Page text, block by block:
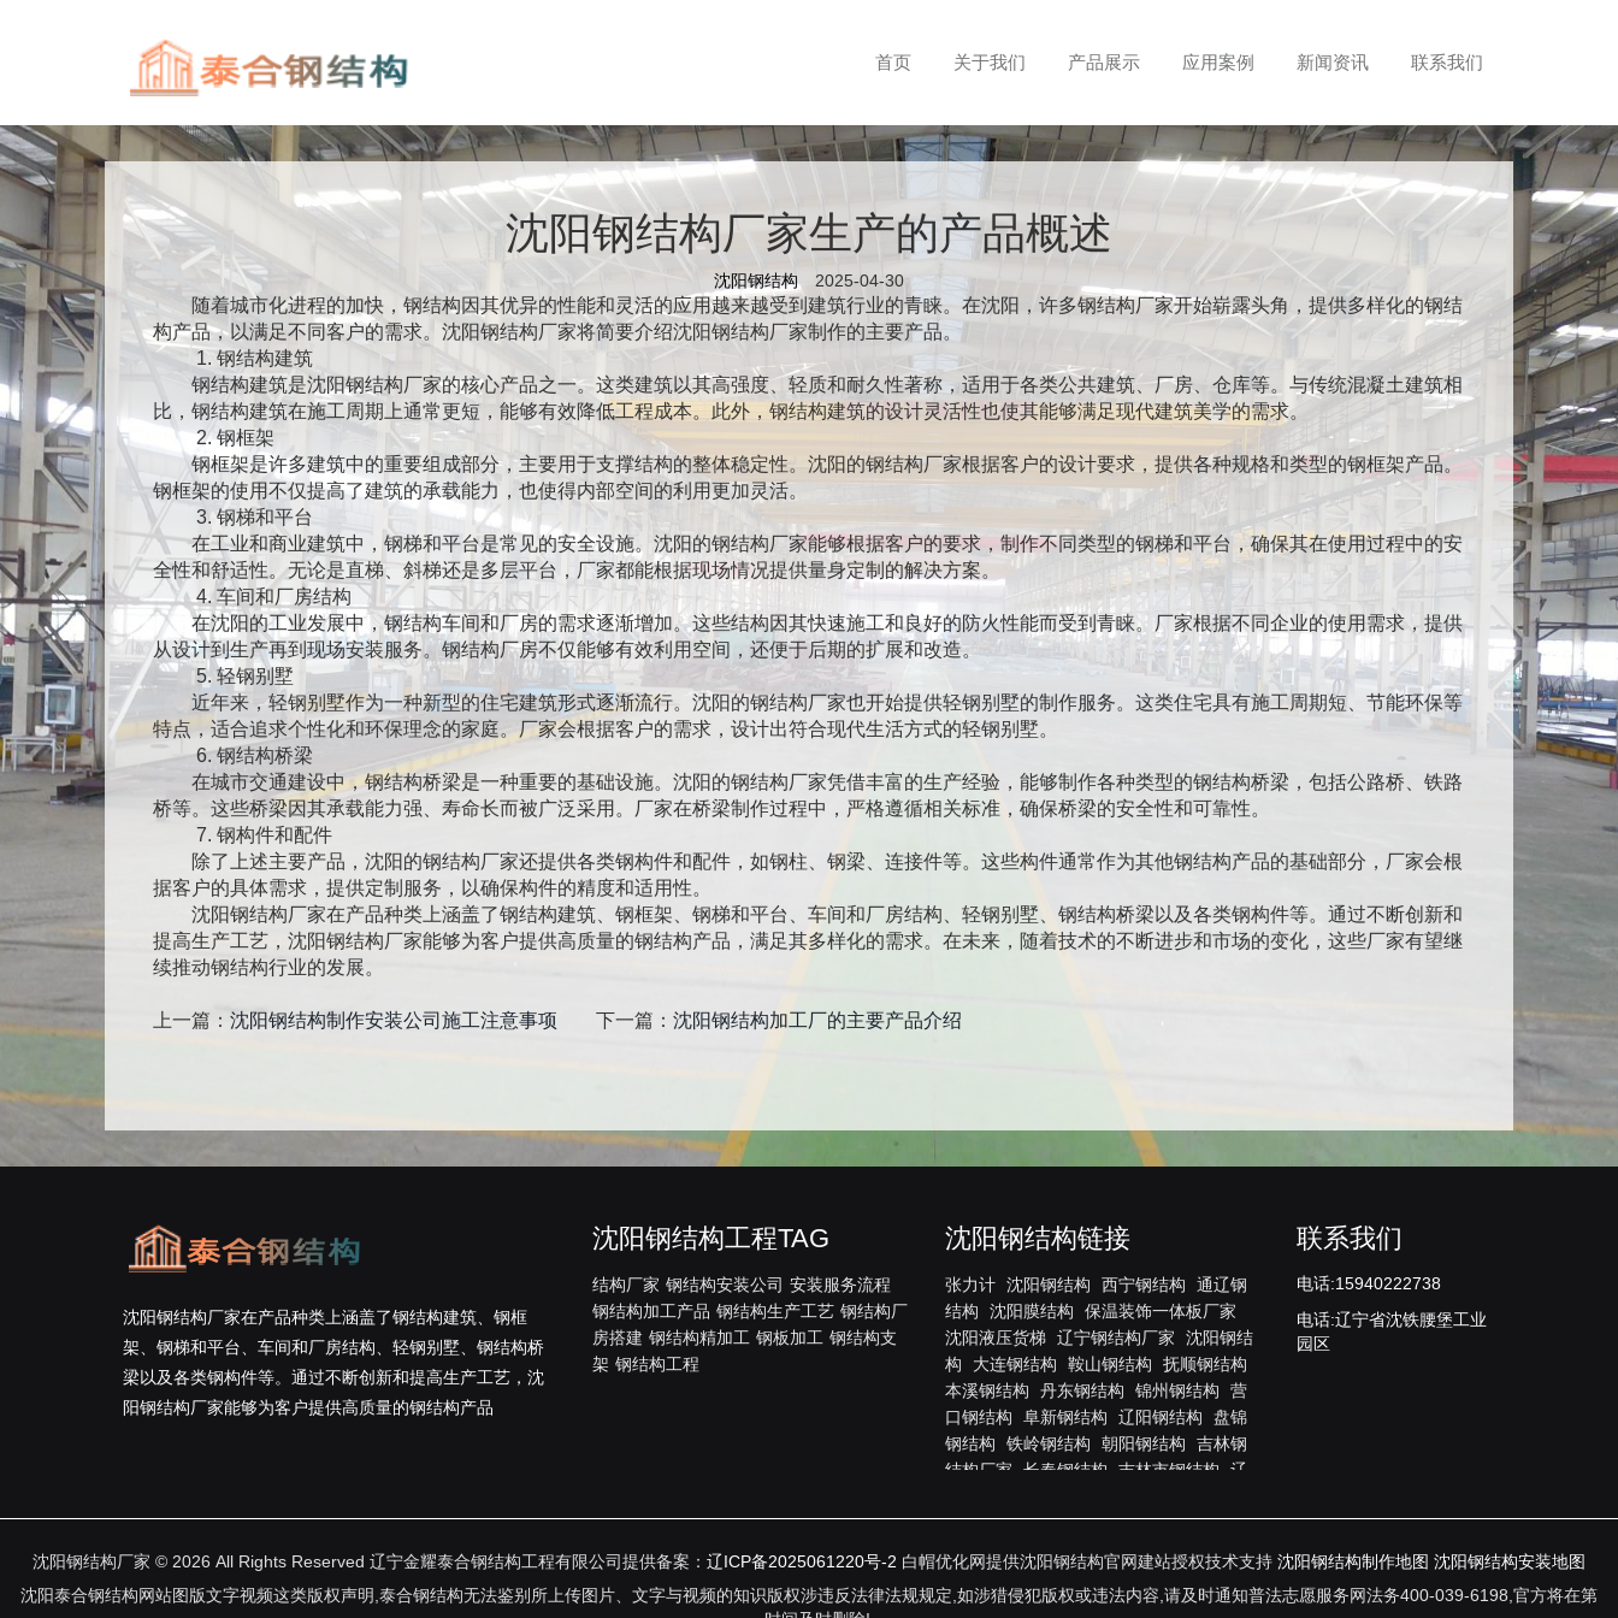
首页 关于我们 产品展示 应用案例 新闻资讯 联系我们
沈阳钢结构厂家生产的产品概述
沈阳钢结构 2025-04-30
随着城市化进程的加快，钢结构因其优异的性能和灵活的应用越来越受到建筑行业的青睐。在沈阳，许多钢结构厂家开始崭露头角，提供多样化的钢结
构产品，以满足不同客户的需求。沈阳钢结构厂家将简要介绍沈阳钢结构厂家制作的主要产品。
1. 钢结构建筑
钢结构建筑是沈阳钢结构厂家的核心产品之一。这类建筑以其高强度、轻质和耐久性著称，适用于各类公共建筑、厂房、仓库等。与传统混凝土建筑相
比，钢结构建筑在施工周期上通常更短，能够有效降低工程成本。此外，钢结构建筑的设计灵活性也使其能够满足现代建筑美学的需求。
2. 钢框架
钢框架是许多建筑中的重要组成部分，主要用于支撑结构的整体稳定性。沈阳的钢结构厂家根据客户的设计要求，提供各种规格和类型的钢框架产品。
钢框架的使用不仅提高了建筑的承载能力，也使得内部空间的利用更加灵活。
3. 钢梯和平台
在工业和商业建筑中，钢梯和平台是常见的安全设施。沈阳的钢结构厂家能够根据客户的要求，制作不同类型的钢梯和平台，确保其在使用过程中的安
全性和舒适性。无论是直梯、斜梯还是多层平台，厂家都能根据现场情况提供量身定制的解决方案。
4. 车间和厂房结构
在沈阳的工业发展中，钢结构车间和厂房的需求逐渐增加。这些结构因其快速施工和良好的防火性能而受到青睐。厂家根据不同企业的使用需求，提供
从设计到生产再到现场安装服务。钢结构厂房不仅能够有效利用空间，还便于后期的扩展和改造。
5. 轻钢别墅
近年来，轻钢别墅作为一种新型的住宅建筑形式逐渐流行。沈阳的钢结构厂家也开始提供轻钢别墅的制作服务。这类住宅具有施工周期短、节能环保等
特点，适合追求个性化和环保理念的家庭。厂家会根据客户的需求，设计出符合现代生活方式的轻钢别墅。
6. 钢结构桥梁
在城市交通建设中，钢结构桥梁是一种重要的基础设施。沈阳的钢结构厂家凭借丰富的生产经验，能够制作各种类型的钢结构桥梁，包括公路桥、铁路
桥等。这些桥梁因其承载能力强、寿命长而被广泛采用。厂家在桥梁制作过程中，严格遵循相关标准，确保桥梁的安全性和可靠性。
7. 钢构件和配件
除了上述主要产品，沈阳的钢结构厂家还提供各类钢构件和配件，如钢柱、钢梁、连接件等。这些构件通常作为其他钢结构产品的基础部分，厂家会根
据客户的具体需求，提供定制服务，以确保构件的精度和适用性。
沈阳钢结构厂家在产品种类上涵盖了钢结构建筑、钢框架、钢梯和平台、车间和厂房结构、轻钢别墅、钢结构桥梁以及各类钢构件等。通过不断创新和
提高生产工艺，沈阳钢结构厂家能够为客户提供高质量的钢结构产品，满足其多样化的需求。在未来，随着技术的不断进步和市场的变化，这些厂家有望继
续推动钢结构行业的发展。
上一篇： 沈阳钢结构制作安装公司施工注意事项 下一篇： 沈阳钢结构加工厂的主要产品介绍
沈阳钢结构厂家在产品种类上涵盖了钢结构建筑、钢框
架、钢梯和平台、车间和厂房结构、轻钢别墅、钢结构桥
梁以及各类钢构件等。通过不断创新和提高生产工艺，沈
阳钢结构厂家能够为客户提供高质量的钢结构产品
沈阳钢结构工程TAG
结构厂家 钢结构安装公司 安装服务流程
钢结构加工产品 钢结构生产工艺 钢结构厂
房搭建 钢结构精加工 钢板加工 钢结构支
架 钢结构工程
沈阳钢结构链接
张力计 沈阳钢结构 西宁钢结构
通辽钢
结构
沈阳膜结构
保温装饰一体板厂家
沈阳液压货梯 辽宁钢结构厂家
沈阳钢结
构
大连钢结构 鞍山钢结构
抚顺钢结构
本溪钢结构
丹东钢结构 锦州钢结构
营
口钢结构
阜新钢结构 辽阳钢结构
盘锦
钢结构
铁岭钢结构 朝阳钢结构
吉林钢
结构厂家
长春钢结构 吉林市钢结构
辽
钢结构 白城钢结构 延边钢结构 延吉钢
黑龙江钢结构厂家
哈尔滨钢结构
齐齐哈尔钢结构
鸡西钢结构
鹤岗钢结构
双鸭山钢结构 大庆钢结构 伊春钢结构
联系我们
电话:15940222738
电话:辽宁省沈铁腰堡工业
园区
沈阳钢结构厂家 © 2026 All Rights Reserved 辽宁金耀泰合钢结构工程有限公司提供备案： 辽ICP备2025061220号-2 白帽优化网提供沈阳钢结构官网建站授权技术支持 沈阳钢结构制作地图 沈阳钢结构安装地图
沈阳泰合钢结构网站图版文字视频这类版权声明,泰合钢结构无法鉴别所上传图片、文字与视频的知识版权涉违反法律法规规定,如涉猎侵犯版权或违法内容,请及时通知普法志愿服务网法务400-039-6198,官方将在第